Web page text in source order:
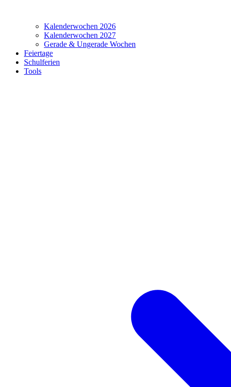
Kalenderwochen 2026
Kalenderwochen 2027
Gerade & Ungerade Wochen
Feiertage
Schulferien
Tools